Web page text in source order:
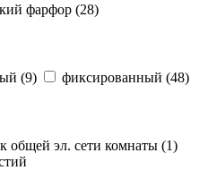
фарфор (28)
(9) фиксированный (48)
общей эл. сети комнаты (1)